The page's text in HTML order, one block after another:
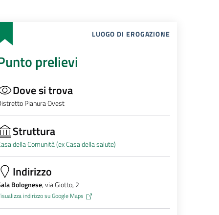
LUOGO DI EROGAZIONE
prelievi
Dove si trova
Pianura Ovest
Struttura
della Comunità (ex Casa della salute)
Indirizzo
Bolognese, via Giotto, 2
indirizzo su Google Maps